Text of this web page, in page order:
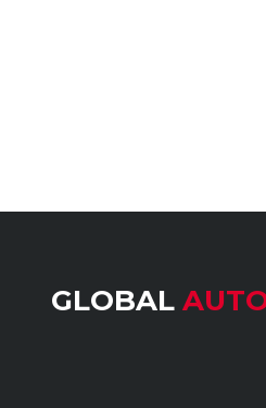
GLOBAL